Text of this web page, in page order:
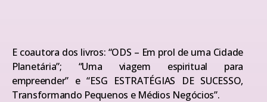
E coautora dos livros: “ODS – Em prol de uma Cidade
Planetária”; “Uma viagem espiritual para
empreender” e “ESG ESTRATÉGIAS DE SUCESSO,
Transformando Pequenos e Médios Negócios”.